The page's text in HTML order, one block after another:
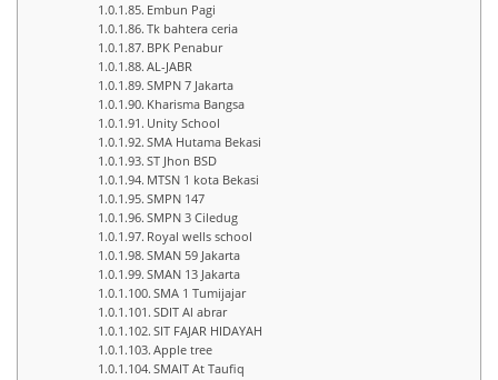
Embun Pagi
Tk bahtera ceria
BPK Penabur
AL-JABR
SMPN 7 Jakarta
Kharisma Bangsa
Unity School
SMA Hutama Bekasi
ST Jhon BSD
MTSN 1 kota Bekasi
SMPN 147
SMPN 3 Ciledug
Royal wells school
SMAN 59 Jakarta
SMAN 13 Jakarta
SMA 1 Tumijajar
SDIT Al abrar
SIT FAJAR HIDAYAH
Apple tree
SMAIT At Taufiq